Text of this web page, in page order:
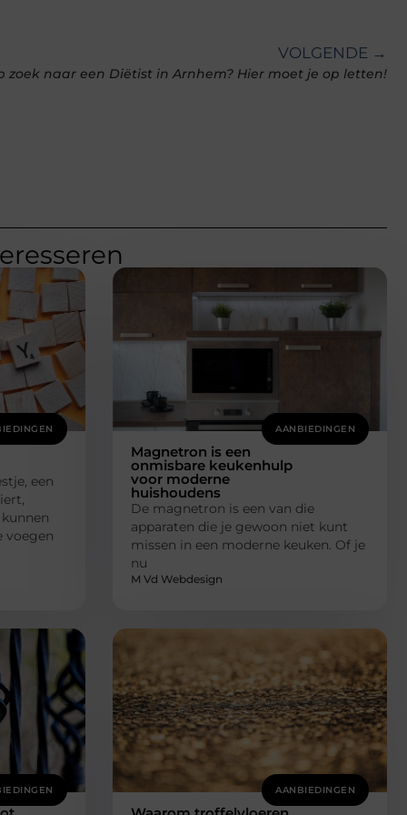
VOLGENDE →
zoek naar een Diëtist in Arnhem? Hier moet je op letten!
een
voegen
AANBIEDINGEN
Magnetron is een
onmisbare keukenhulp
voor moderne
huishoudens
De magnetron is een van die
apparaten die je gewoon niet kunt
missen in een moderne keuken. Of je
nu
M Vd Webdesign
AANBIEDINGEN